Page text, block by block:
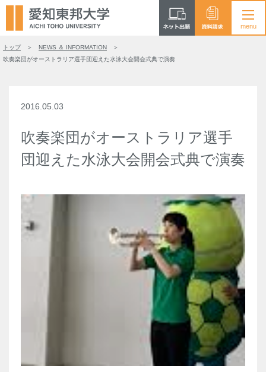
トップ
NEWS ＆ INFORMATION
吹奏楽団がオーストラリア選手団迎えた水泳大会開会式典で演奏
2016.05.03
吹奏楽団がオーストラリア選手
団迎えた水泳大会開会式典で演奏